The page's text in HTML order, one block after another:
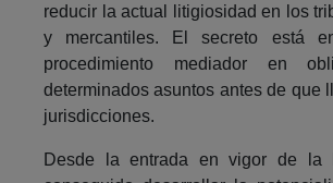
reducir la actual litigiosidad en los
y mercantiles. El secreto está
procedimiento mediador en
determinados asuntos antes de que
jurisdicciones.
Desde la entrada en vigor de